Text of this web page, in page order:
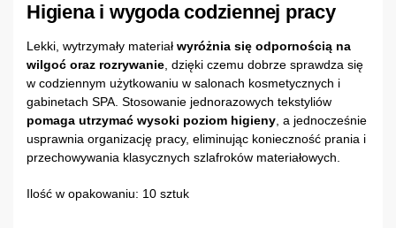
Higiena i wygoda codziennej pracy
Lekki, wytrzymały materiał wyróżnia się odpornością na
wilgoć oraz rozrywanie , dzięki czemu dobrze sprawdza się
w codziennym użytkowaniu w salonach kosmetycznych i
gabinetach SPA. Stosowanie jednorazowych tekstyliów
pomaga utrzymać wysoki poziom higieny , a jednocześnie
usprawnia organizację pracy, eliminując konieczność prania i
przechowywania klasycznych szlafroków materiałowych.
Ilość w opakowaniu: 10 sztuk